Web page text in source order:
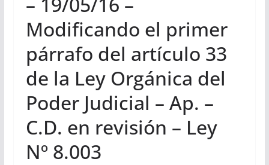
Modificando el primer
párrafo del artículo 33
de la Ley Orgánica del
Poder Judicial – Ap. –
C.D. en revisión – Ley
Nº 8.003